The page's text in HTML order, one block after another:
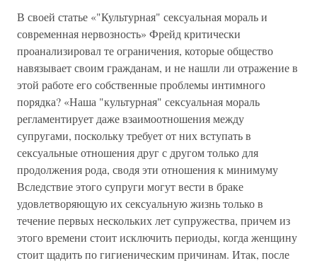
В своей статье «"Культурная" сексуальная мораль и
современная нервозность» Фрейд критически
проанализировал те ограничения, которые общество
навязывает своим гражданам, и не нашли ли отражение в
этой работе его собственные проблемы интимного
порядка? «Наша "культурная" сексуальная мораль
регламентирует даже взаимоотношения между
супругами, поскольку требует от них вступать в
сексуальные отношения друг с другом только для
продолжения рода, сводя эти отношения к минимуму
Вследствие этого супруги могут вести в браке
удовлетворяющую их сексуальную жизнь только в
течение первых нескольких лет супружества, причем из
этого времени стоит исключить периоды, когда женщину
стоит щадить по гигиеническим причинам. Итак, после